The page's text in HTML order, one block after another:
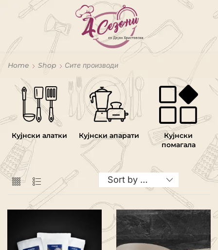
Home Shop Сите производи
Кујнски алатки Кујнски апарати
Кујнски
помагала